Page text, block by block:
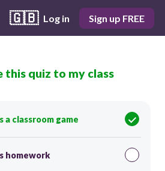
🇬🇧 Log in Sign up FREE
Score 0
พติดสมองส่วนใดได้รับการก
this quiz to my class
a classroom game
homework